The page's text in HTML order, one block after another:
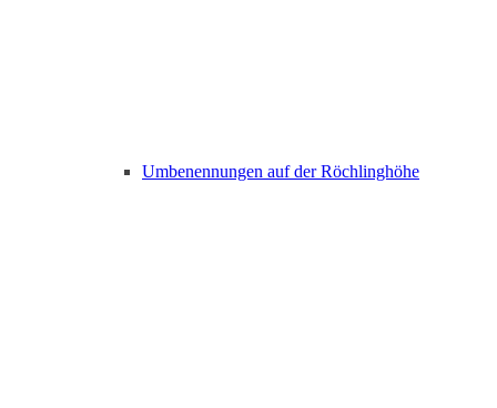
Umbenennungen auf der Röchlinghöhe